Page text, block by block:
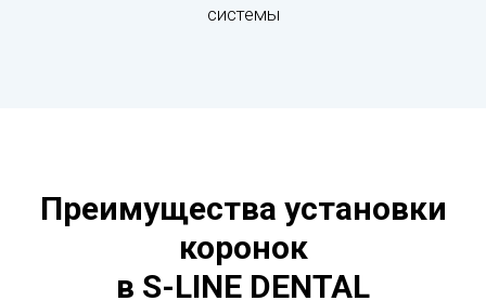
системы
Преимущества установки
коронок
в S-LINE DENTAL